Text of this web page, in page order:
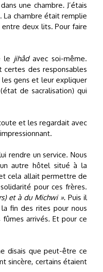
une chambre. J’étais
La chambre était remplie
entre deux lits. Pour faire
le jihâd avec soi-même.
certes des responsables
les gens et leur expliquer
de sacralisation) qui
et les regardait avec
rendre un service. Nous
autre hôtel situé à la
et cela allait permettre de
pour ces frères.
et à du Michwi ». Puis il
fin des rites pour nous
arrivés. Et pour ce
disais que peut-être ce
sincère, certains étaient